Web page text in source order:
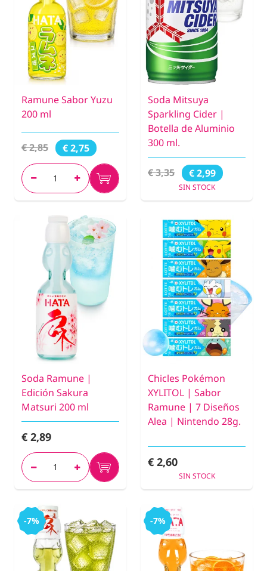
Ramune Sabor Yuzu
200 ml
€ 2,85 € 2,75
Soda Mitsuya
Sparkling Cider |
Botella de Aluminio
300 ml.
€ 3,35 € 2,99
SIN STOCK
Soda Ramune |
Edición Sakura
Matsuri 200 ml
€ 2,89
Chicles Pokémon
XYLITOL | Sabor
Ramune | 7 Diseños
Alea | Nintendo 28g.
€ 2,60
SIN STOCK
-7% -7%